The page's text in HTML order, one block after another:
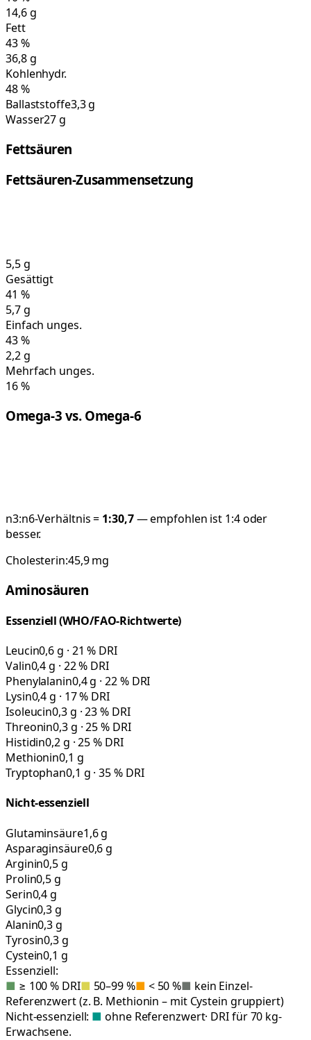
14,6g
Fett
43%
36,8g
Kohlenhydr.
48%
Ballaststoffe3,3 g
Wasser27 g
Fettsäuren
Fettsäuren-Zusammensetzung
5,5g
Gesättigt
41 %
5,7g
Einfach unges.
43%
2,2g
Mehrfach unges.
16%
Omega-3 vs. Omega-6
n3:n6-Verhältnis = 1:30,7— empfohlen ist 1:4 oder
besser.
Cholesterin:45,9mg
Aminosäuren
Essenziell (WHO/FAO-Richtwerte)
Leucin0,6 g · 21 % DRI
Valin0,4 g · 22 % DRI
Phenylalanin0,4 g · 22 % DRI
Lysin0,4 g · 17 % DRI
Isoleucin0,3 g · 23 % DRI
Threonin0,3 g · 25 % DRI
Histidin0,2 g · 25 % DRI
Methionin0,1 g
Tryptophan0,1 g · 35 % DRI
Nicht-essenziell
Glutaminsäure1,6 g
Asparaginsäure0,6 g
Arginin0,5 g
Prolin0,5 g
Serin0,4 g
Glycin0,3 g
Alanin0,3 g
Tyrosin0,3 g
Cystein0,1 g
Essenziell:
■ ≥ 100 % DRI■ 50–99 %■ < 50 %■ kein Einzel-
Referenzwert (z. B. Methionin – mit Cystein gruppiert)
Nicht-essenziell: ■ ohne Referenzwert· DRI für 70 kg-
Erwachsene.